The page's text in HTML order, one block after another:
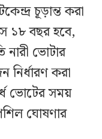
চূড়ান্ত করা
১৮ বছর হবে,
নারী ভোটার
করা
ভোটের সময়
ঘোষণার